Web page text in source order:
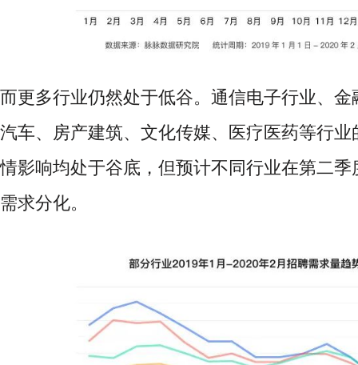
而更多行业仍然处于低谷。通信电子行业、金
汽车、房产建筑、文化传媒、医疗医药等行业
情影响均处于谷底，但预计不同行业在第二季
需求分化。